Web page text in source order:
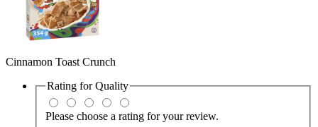
Cinnamon Toast Crunch
Rating forQuality
Please choose a rating for your review.